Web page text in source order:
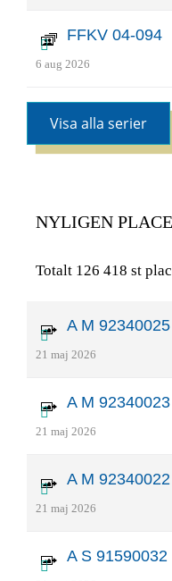
FFKV 04-094
6 aug 2026
Visa alla serier
NYLIGEN
Totalt 126 418 st
A M 92340025
21 maj 2026
A M 92340023
21 maj 2026
A M 92340022
21 maj 2026
A S 91590032